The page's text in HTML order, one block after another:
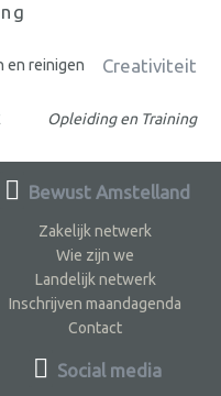
en reinigen Creativiteit
Opleiding en Training
Bewust Amstelland
Zakelijk netwerk
Wie zijn we
Landelijk netwerk
Inschrijven maandagenda
Contact
Social media